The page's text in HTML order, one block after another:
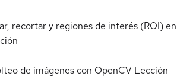
recortar y regiones de interés (ROI) en
de imágenes con OpenCV Lección